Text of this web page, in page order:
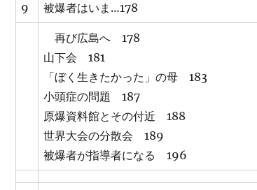
9 被爆者はいま…178
再び広島へ 178
山下会 181
「ぼく生きたかった」の母 183
小頭症の問題 187
原爆資料館とその付近 188
世界大会の分散会 189
被爆者が指導者になる 196